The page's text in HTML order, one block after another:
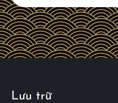
Lưu trữ